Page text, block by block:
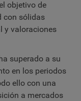
objetivo de
con sólidas
y valoraciones
superado a su
en los periodos
ello con una
a mercados